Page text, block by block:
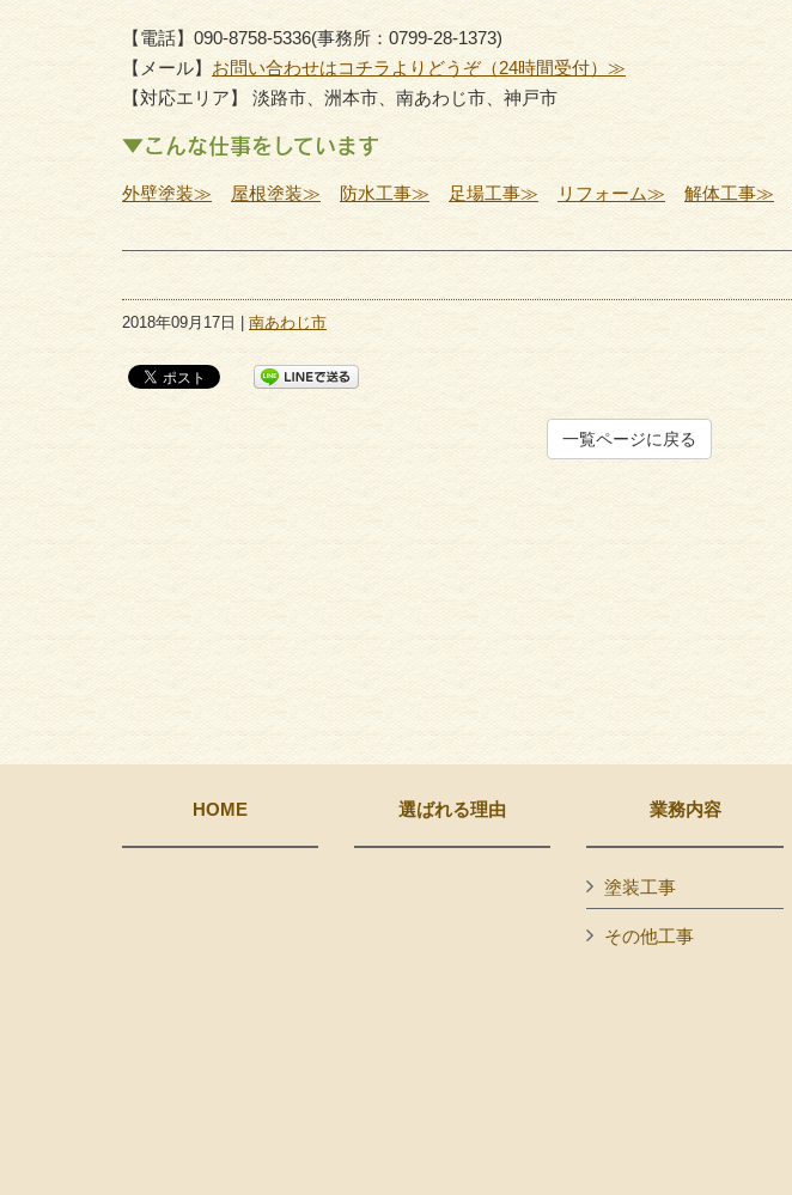
【電話】090-8758-5336(事務所：0799-28-1373)
【メール】 お問い合わせはコチラよりどうぞ（24時間受付）≫
【対応エリア】 淡路市、洲本市、南あわじ市、神戸市
▼こんな仕事をしています
外壁塗装≫ 屋根塗装≫ 防水工事≫ 足場工事≫ リフォーム≫ 解体工事≫
2018年09月17日 | 南あわじ市
一覧ページに戻る
HOME 選ばれる理由 業務内容
塗装工事
その他工事